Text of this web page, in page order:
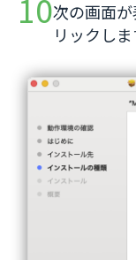
次の画面
リックしま